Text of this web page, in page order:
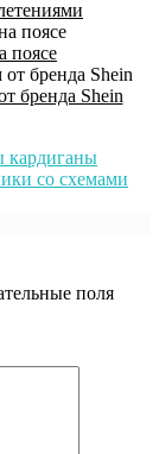
поясе
бренда Shein
кардиганы
со схемами
поля